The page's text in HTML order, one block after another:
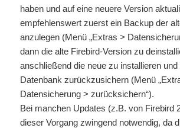
haben und auf eine neuere Version
empfehlenswert zuerst ein Backup der
anzulegen (Menü „Extras >
dann die alte Firebird-Version zu
anschließend die neue zu installieren und
Datenbank zurückzusichern (Menü
Datensicherung > zurücksichern“).
Bei manchen Updates (z.B. von Firebird
dieser Vorgang zwingend notwendig, da